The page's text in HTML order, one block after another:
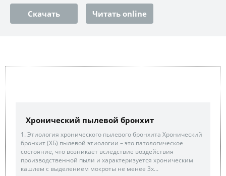
Скачать Читать online
Хронический пылевой бронхит
1. Этиология хронического пылевого бронхита Хронический
бронхит (ХБ) пылевой этиологии – это патологическое
состояние, что возникает вследствие воздействия
производственной пыли и характеризуется хроническим
кашлем с выделением мокроты не менее 3х...